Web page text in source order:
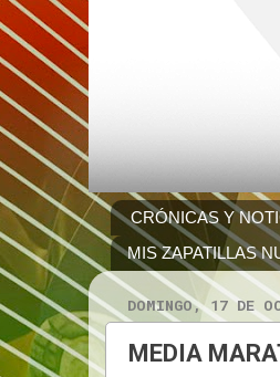
CRÓNICAS Y
MIS ZAPATILLAS
DOMINGO, 17 DE
MEDIA